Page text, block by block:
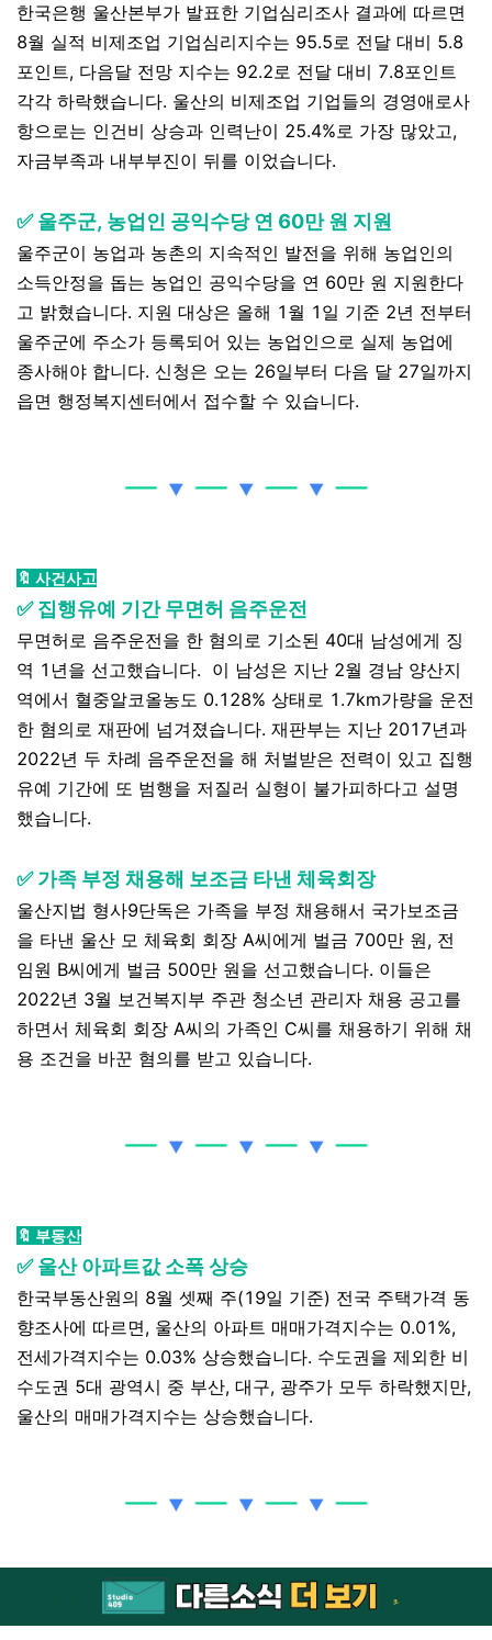
한국은행 울산본부가 발표한 기업심리조사 결과에 따르면
8월 실적 비제조업 기업심리지수는 95.5로 전달 대비 5.8
포인트, 다음달 전망 지수는 92.2로 전달 대비 7.8포인트
각각 하락했습니다. 울산의 비제조업 기업들의 경영애로사
항으로는 인건비 상승과 인력난이 25.4%로 가장 많았고,
자금부족과 내부부진이 뒤를 이었습니다.
✅ 울주군, 농업인 공익수당 연 60만 원 지원
울주군이 농업과 농촌의 지속적인 발전을 위해 농업인의
소득안정을 돕는 농업인 공익수당을 연 60만 원 지원한다
고 밝혔습니다. 지원 대상은 올해 1월 1일 기준 2년 전부터
울주군에 주소가 등록되어 있는 농업인으로 실제 농업에
종사해야 합니다. 신청은 오는 26일부터 다음 달 27일까지
읍면 행정복지센터에서 접수할 수 있습니다.
🔖 사건사고
✅ 집행유예 기간 무면허 음주운전
무면허로 음주운전을 한 혐의로 기소된 40대 남성에게 징
역 1년을 선고했습니다. 이 남성은 지난 2월 경남 양산지
역에서 혈중알코올농도 0.128% 상태로 1.7km가량을 운전
한 혐의로 재판에 넘겨졌습니다. 재판부는 지난 2017년과
2022년 두 차례 음주운전을 해 처벌받은 전력이 있고 집행
유예 기간에 또 범행을 저질러 실형이 불가피하다고 설명
했습니다.
✅ 가족 부정 채용해 보조금 타낸 체육회장
울산지법 형사9단독은 가족을 부정 채용해서 국가보조금
을 타낸 울산 모 체육회 회장 A씨에게 벌금 700만 원, 전
임원 B씨에게 벌금 500만 원을 선고했습니다. 이들은
2022년 3월 보건복지부 주관 청소년 관리자 채용 공고를
하면서 체육회 회장 A씨의 가족인 C씨를 채용하기 위해 채
용 조건을 바꾼 혐의를 받고 있습니다.
🔖 부동산
✅ 울산 아파트값 소폭 상승
한국부동산원의 8월 셋째 주(19일 기준) 전국 주택가격 동
향조사에 따르면, 울산의 아파트 매매가격지수는 0.01%,
전세가격지수는 0.03% 상승했습니다. 수도권을 제외한 비
수도권 5대 광역시 중 부산, 대구, 광주가 모두 하락했지만,
울산의 매매가격지수는 상승했습니다.